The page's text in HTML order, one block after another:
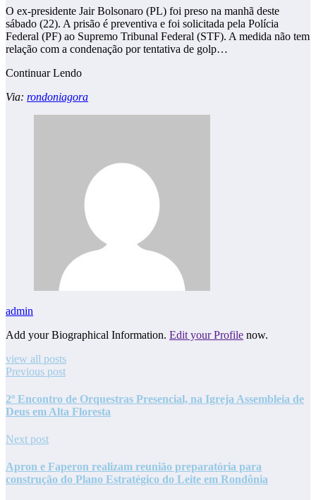
O ex-presidente Jair Bolsonaro (PL) foi preso na manhã deste
sábado (22). A prisão é preventiva e foi solicitada pela Polícia
Federal (PF) ao Supremo Tribunal Federal (STF). A medida não tem
relação com a condenação por tentativa de golp…
Continuar Lendo
Via: rondoniagora
admin
Add your Biographical Information. Edit your Profile now.
view all posts
Previous post
2º Encontro de Orquestras Presencial, na Igreja Assembleia de
Deus em Alta Floresta
Next post
Apron e Faperon realizam reunião preparatória para
construção do Plano Estratégico do Leite em Rondônia